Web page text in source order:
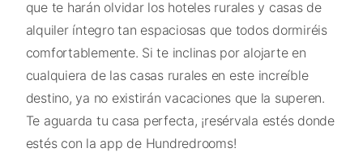
que te harán olvidar los hoteles rurales y casas de
alquiler íntegro tan espaciosas que todos dormiréis
comfortablemente. Si te inclinas por alojarte en
cualquiera de las casas rurales en este increíble
destino, ya no existirán vacaciones que la superen.
Te aguarda tu casa perfecta, ¡resérvala estés donde
estés con la app de Hundredrooms!